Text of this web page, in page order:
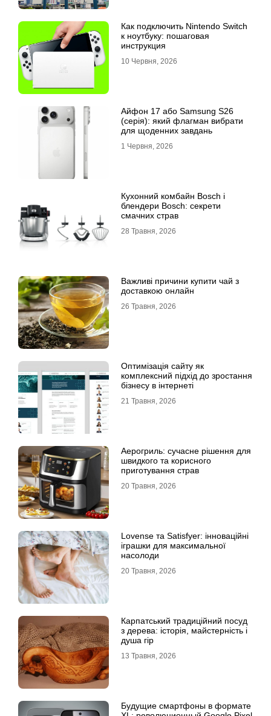
Как подключить Nintendo Switch
к ноутбуку: пошаговая
инструкция
10 Червня, 2026
Айфон 17 або Samsung S26
(серія): який флагман вибрати
для щоденних завдань
1 Червня, 2026
Кухонний комбайн Bosch і
блендери Bosch: секрети
смачних страв
28 Травня, 2026
Важливі причини купити чай з
доставкою онлайн
26 Травня, 2026
Оптимізація сайту як
комплексний підхід до зростання
бізнесу в інтернеті
21 Травня, 2026
Аерогриль: сучасне рішення для
швидкого та корисного
приготування страв
20 Травня, 2026
Lovense та Satisfyer: інноваційні
іграшки для максимальної
насолоди
20 Травня, 2026
Карпатський традиційний посуд
з дерева: історія, майстерність і
душа гір
13 Травня, 2026
Будущие смартфоны в формате